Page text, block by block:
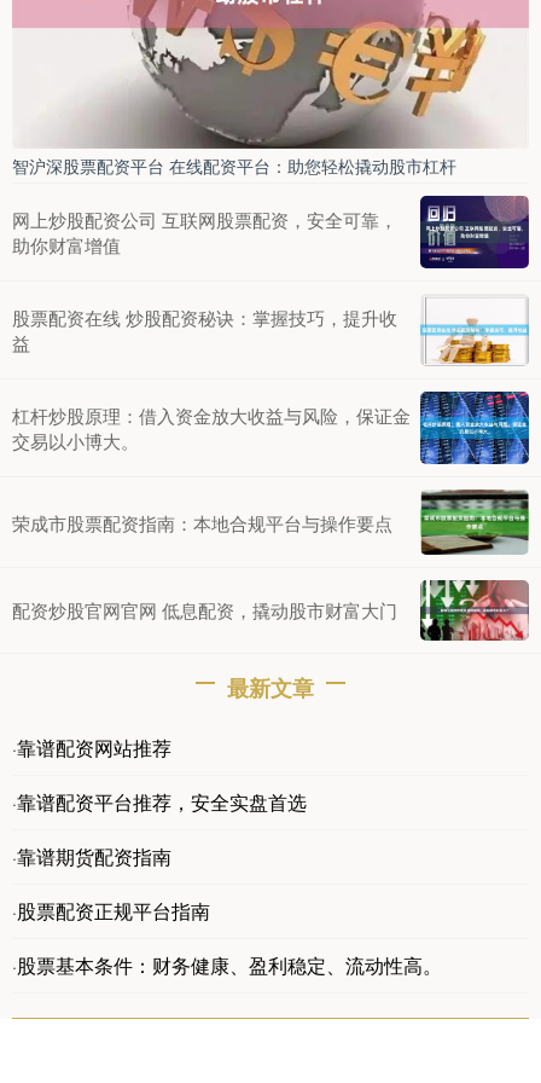
智沪深股票配资平台 在线配资平台：助您轻松撬动股市杠杆
网上炒股配资公司 互联网股票配资，安全可靠，
助你财富增值
股票配资在线 炒股配资秘诀：掌握技巧，提升收
益
杠杆炒股原理：借入资金放大收益与风险，保证金
交易以小博大。
荣成市股票配资指南：本地合规平台与操作要点
配资炒股官网官网 低息配资，撬动股市财富大门
最新文章
·靠谱配资网站推荐
·靠谱配资平台推荐，安全实盘首选
·靠谱期货配资指南
·股票配资正规平台指南
·股票基本条件：财务健康、盈利稳定、流动性高。